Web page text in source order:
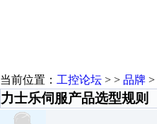
当前位置： 工控论坛 > > 品牌 >
力士乐伺服产品选型规则